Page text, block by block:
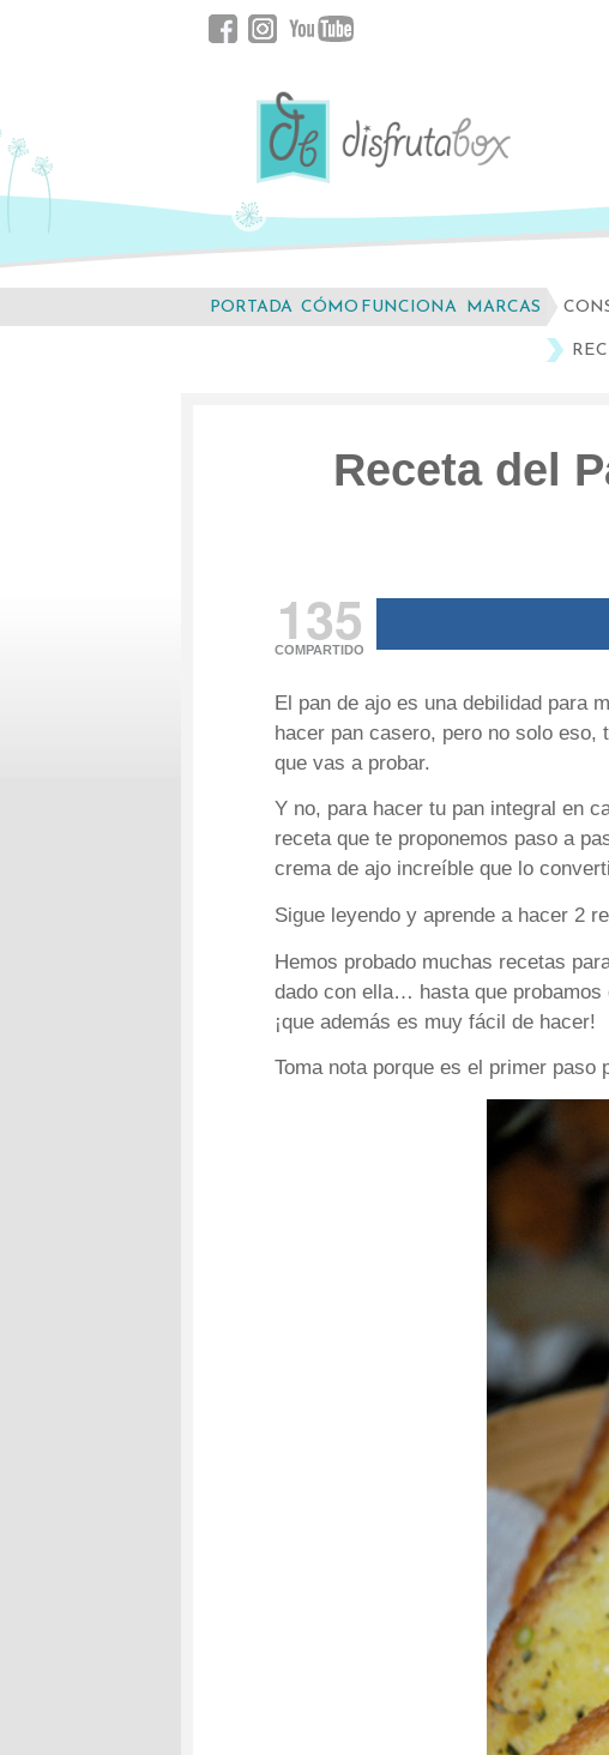
Facebook
Instagram
YouTube
PORTADA CÓMO FUNCIONA MARCAS
Receta del
135
COMPARTIDO
El pan de ajo es una debilidad para
hacer pan casero, pero no solo
que vas a probar.
Y no, para hacer tu pan integral en
receta que te proponemos paso a
crema de ajo increíble que lo
Sigue leyendo y aprende a hacer 2
Hemos probado muchas recetas
dado con ella… hasta que
¡que además es muy fácil de hacer!
Toma nota porque es el primer paso